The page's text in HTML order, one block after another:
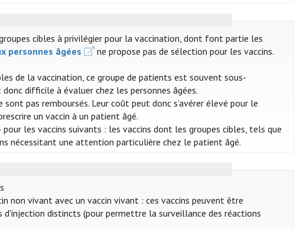
cibles à privilégier pour la vaccination, dont font partie les
personnes âgées
ne propose pas de sélection pour les vaccins.
de la vaccination, ce groupe de patients est souvent sous-
difficile à évaluer chez les personnes âgées.
pas remboursés. Leur coût peut donc s’avérer élevé pour le
un vaccin à un patient âgé.
les vaccins suivants : les vaccins dont les groupes cibles, tels que
nécessitant une attention particulière chez le patient âgé.
non vivant avec un vaccin vivant : ces vaccins peuvent être
distincts (pour permettre la surveillance des réactions